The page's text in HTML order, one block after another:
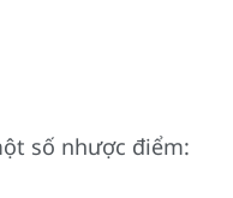
số nhược điểm: